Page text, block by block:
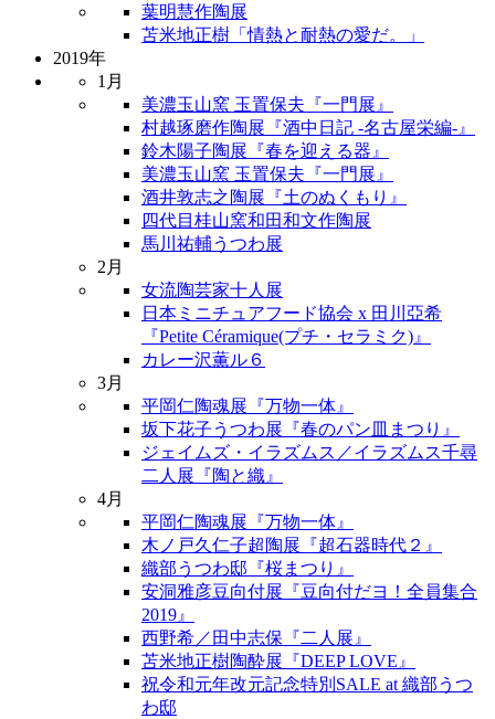
葉明慧作陶展
苫米地正樹「情熱と耐熱の愛だ。」
2019年
1月
美濃玉山窯 玉置保夫『一門展』
村越琢磨作陶展『酒中日記 -名古屋栄編-』
鈴木陽子陶展『春を迎える器』
美濃玉山窯 玉置保夫『一門展』
酒井敦志之陶展『土のぬくもり』
四代目桂山窯和田和文作陶展
馬川祐輔うつわ展
2月
女流陶芸家十人展
日本ミニチュアフード協会 x 田川亞希
『Petite Céramique(プチ・セラミク)』
カレー沢薫ル６
3月
平岡仁陶魂展『万物一体』
坂下花子うつわ展『春のパン皿まつり』
ジェイムズ・イラズムス／イラズムス千尋
二人展『陶と織』
4月
平岡仁陶魂展『万物一体』
木ノ戸久仁子超陶展『超石器時代２』
織部うつわ邸『桜まつり』
安洞雅彦豆向付展『豆向付だヨ！全員集合
2019』
西野希／田中志保『二人展』
苫米地正樹陶酔展『DEEP LOVE』
祝令和元年改元記念特別SALE at 織部うつ
わ邸